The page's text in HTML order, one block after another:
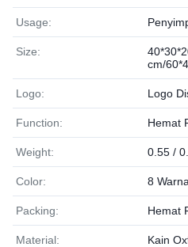
Usage:
Size:
cm/
Logo: Logo
Function: Hemat
Weight: 0.55 /
Color: 8 Warna
Packing: Hemat
Material: Kain